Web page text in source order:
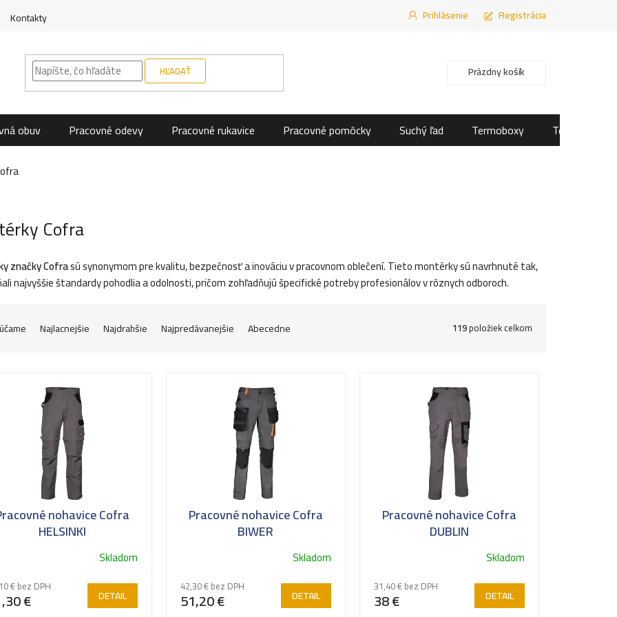
Kontakty Prihlásenie Registrácia
HĽADAŤ Nákupný košík
Prázdny košík
obuv Pracovné odevy Pracovné rukavice Pracovné pomôcky Suchý ľad Termoboxy Termotašky
Cofra
značky Cofrasú synonymom pre kvalitu, bezpečnosť a inováciu v pracovnom oblečení. Tieto montérky sú navrhnuté tak,
najvyššie štandardy pohodlia a odolnosti, pričom zohľadňujú špecifické potreby profesionálov v rôznych odboroch.
Najlacnejšie Najdrahšie Najpredávanejšie Abecedne 119položiek celkom
nohavice Cofra
HELSINKI
Skladom
€ bez DPH
€ DETAIL
Pracovné nohavice Cofra
BIWER
Skladom
42,30 € bez DPH
51,20 € DETAIL
Pracovné nohavice Cofra
DUBLIN
Skladom
31,40 € bez DPH
38 € DETAIL